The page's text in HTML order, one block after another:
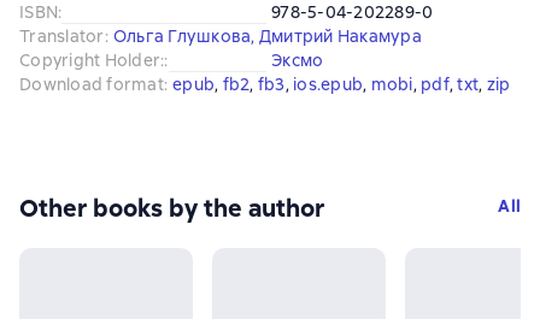
ISBN:
978-5-04-202289-0
Translator: Ольга Глушкова, Дмитрий Накамура
Copyright Holder::
Эксмо
Download format: epub, fb2, fb3, ios.epub, mobi, pdf, txt, zip
Other books by the author All